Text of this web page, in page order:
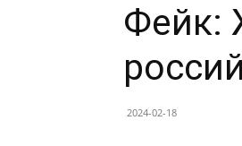
Фейк:
2024-02-18